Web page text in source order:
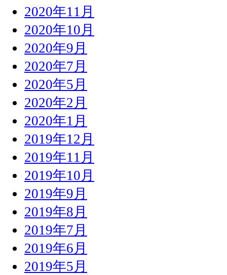
2020年11月
2020年10月
2020年9月
2020年7月
2020年5月
2020年2月
2020年1月
2019年12月
2019年11月
2019年10月
2019年9月
2019年8月
2019年7月
2019年6月
2019年5月